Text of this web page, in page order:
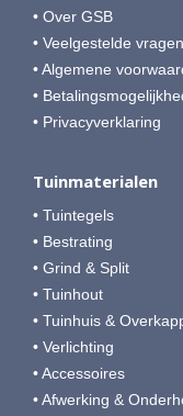
• Over GSB
• Veelgestelde vragen
• Algemene
•
• Privacyverklaring
Tuinmaterialen
• Tuintegels
• Bestrating
• Grind & Split
• Tuinhout
• Tuinhuis &
• Verlichting
• Accessoires
• Afwerking &